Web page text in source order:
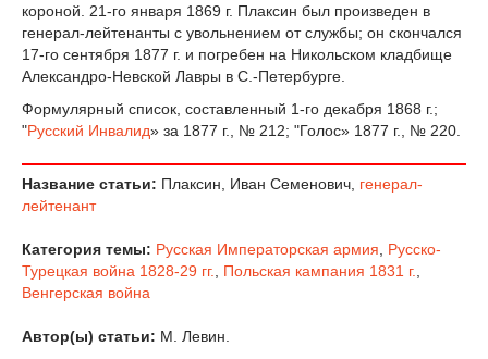
короной. 21-го января 1869 г. Плаксин был произведен в
генерал-лейтенанты с увольнением от службы; он скончался
17-го сентября 1877 г. и погребен на Никольском кладбище
Александро-Невской Лавры в С.-Петербурге.
Формулярный список, составленный 1-го декабря 1868 г.;
"Русский Инвалид» за 1877 г., № 212; "Голос» 1877 г., № 220.
Название статьи: Плаксин, Иван Семенович, генерал-
лейтенант
Категория темы: Русская Императорская армия
Русско-
Турецкая война 1828-29 гг.
Польская кампания 1831 г.
Венгерская война
Автор(ы) статьи: М. Левин.